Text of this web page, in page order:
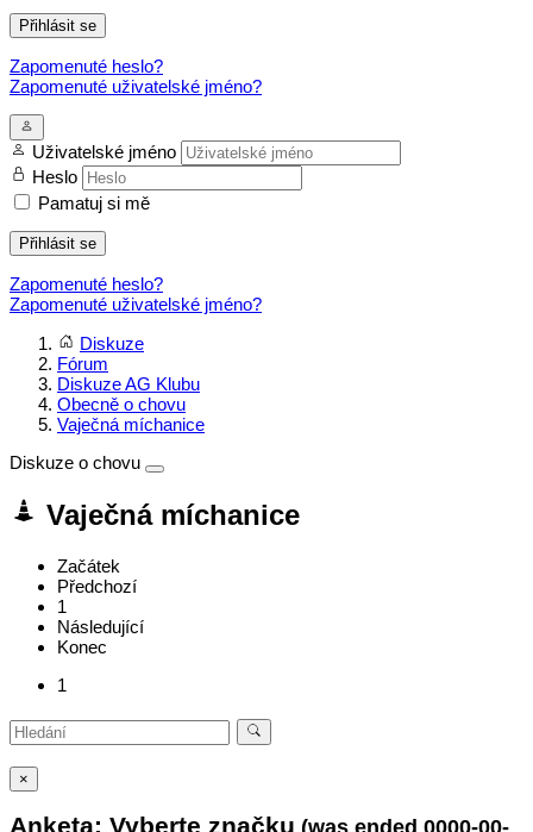
Přihlásit se
Zapomenuté heslo?
Zapomenuté uživatelské jméno?
Uživatelské jméno
Heslo
Pamatuj si mě
Přihlásit se
Zapomenuté heslo?
Zapomenuté uživatelské jméno?
Diskuze
Fórum
Diskuze AG Klubu
Obecně o chovu
Vaječná míchanice
Diskuze o chovu
Vaječná míchanice
Začátek
Předchozí
1
Následující
Konec
1
×
Anketa: Vyberte značku